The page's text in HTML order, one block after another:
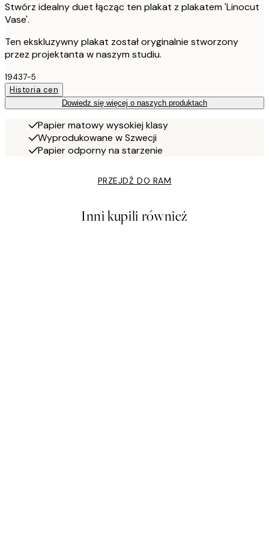
Stwórz idealny duet łącząc ten plakat z plakatem 'Linocut
Vase'.
Ten ekskluzywny plakat został oryginalnie stworzony
przez projektanta w naszym studiu.
19437-5
Historia cen
Dowiedz się więcej o naszych produktach
Papier matowy wysokiej klasy
Wyprodukowane w Szwecji
Papier odporny na starzenie
PRZEJDŹ DO RAM
Inni kupili również